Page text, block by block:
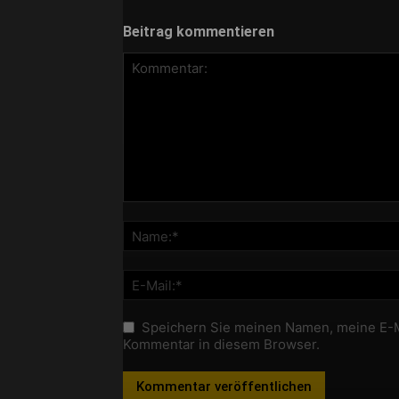
Beitrag kommentieren
Speichern Sie meinen Namen, meine
Kommentar in diesem Browser.